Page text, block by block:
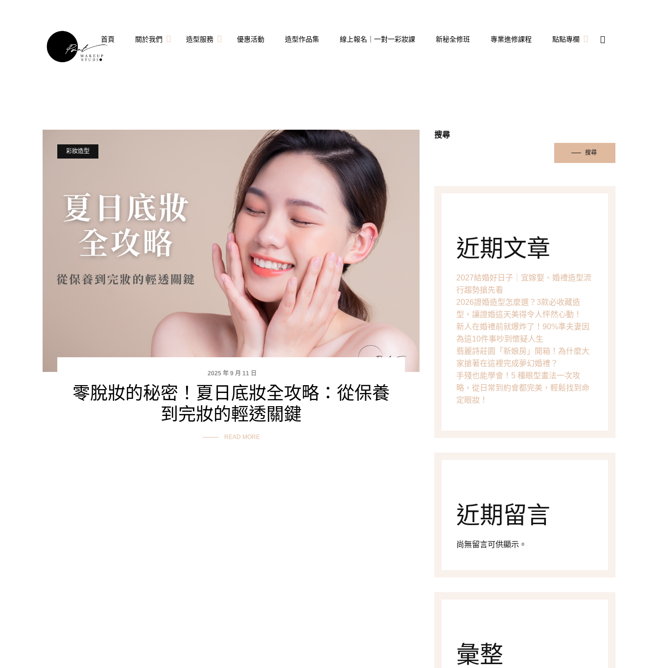
首頁 關於我們 造型服務 優惠活動 造型作品集 線上報名｜一對一彩妝課 新秘全修班 專業進修課程 點點專欄
唇彩分享
彩妝造型
2025 年 9 月 11 日
零脫妝的秘密！夏日底妝全攻略：從保養
到完妝的輕透關鍵
READ MORE
搜尋
搜尋
近期文章
2027結婚好日子｜宜嫁娶、婚禮造型流
行趨勢搶先看
2026證婚造型怎麼選？3款必收藏造
型，讓證婚這天美得令人怦然心動！
新人在婚禮前就爆炸了！90%準夫妻因
為這10件事吵到懷疑人生
翡麗詩莊園「新娘房」開箱！為什麼大
家搶著在這裡完成夢幻婚禮？
手殘也能學會！5 種眼型畫法一次攻
略，從日常到約會都完美，輕鬆找到命
定眼妝！
近期留言
尚無留言可供顯示。
彙整